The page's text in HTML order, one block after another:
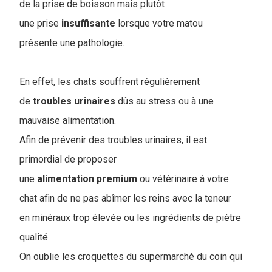
de la prise de boisson mais plutôt
une prise insuffisante lorsque votre matou
présente une pathologie.
En effet, les chats souffrent régulièrement
de troubles urinaires dûs au stress ou à une
mauvaise alimentation.
Afin de prévenir des troubles urinaires, il est
primordial de proposer
une alimentation premium ou vétérinaire à votre
chat afin de ne pas abîmer les reins avec la teneur
en minéraux trop élevée ou les ingrédients de piètre
qualité.
On oublie les croquettes du supermarché du coin qui